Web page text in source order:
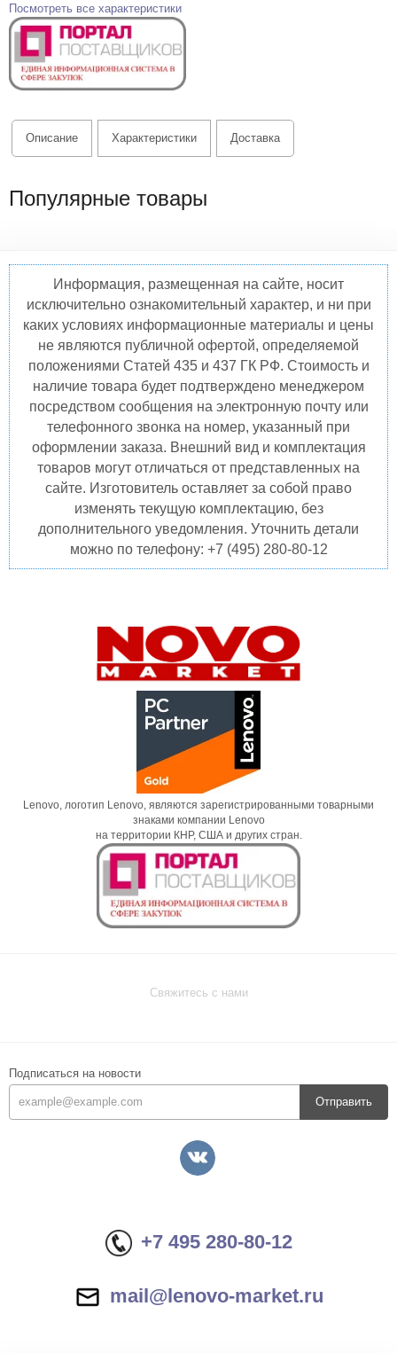
Посмотреть все характеристики
Описание Характеристики Доставка
Популярные товары
Информация, размещенная на сайте, носит
исключительно ознакомительный характер, и ни при
каких условиях информационные материалы и цены
не являются публичной офертой, определяемой
положениями Статей 435 и 437 ГК РФ. Стоимость и
наличие товара будет подтверждено менеджером
посредством сообщения на электронную почту или
телефонного звонка на номер, указанный при
оформлении заказа. Внешний вид и комплектация
товаров могут отличаться от представленных на
сайте. Изготовитель оставляет за собой право
изменять текущую комплектацию, без
дополнительного уведомления. Уточнить детали
можно по телефону: +7 (495) 280-80-12
Lenovo, логотип Lenovo, являются зарегистрированными товарными
знаками компании Lenovo
на территории КНР, США и других стран.
Свяжитесь с нами
Подписаться на новости
Отправить
+7 495 280-80-12
mail@lenovo-market.ru